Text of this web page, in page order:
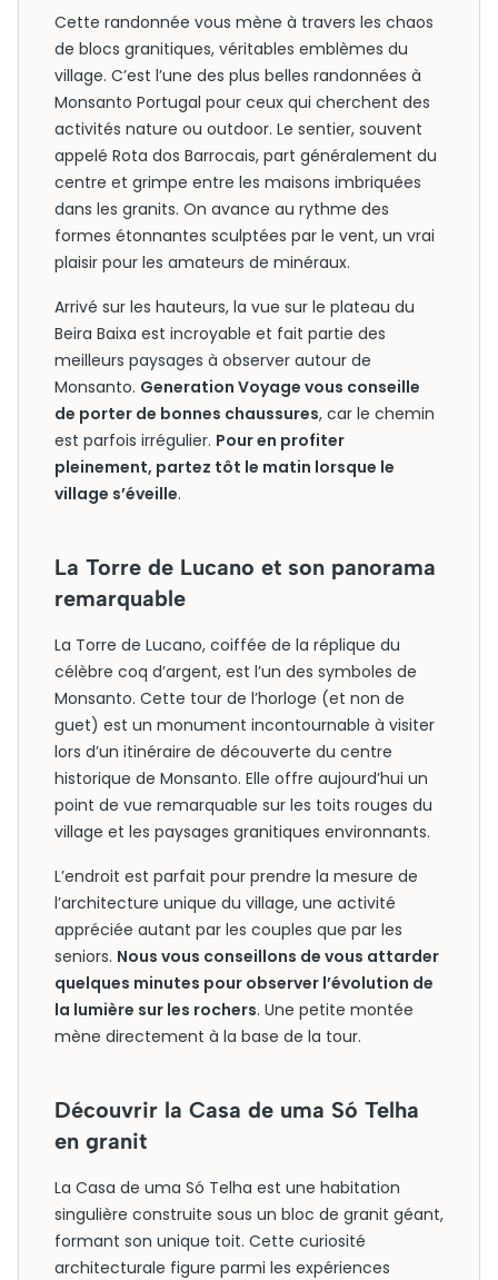
Cette randonnée vous mène à travers les chaos
de blocs granitiques, véritables emblèmes du
village. C’est l’une des plus belles randonnées à
Monsanto Portugal pour ceux qui cherchent des
activités nature ou outdoor. Le sentier, souvent
appelé Rota dos Barrocais, part généralement du
centre et grimpe entre les maisons imbriquées
dans les granits. On avance au rythme des
formes étonnantes sculptées par le vent, un vrai
plaisir pour les amateurs de minéraux.
Arrivé sur les hauteurs, la vue sur le plateau du
Beira Baixa est incroyable et fait partie des
meilleurs paysages à observer autour de
Monsanto. Generation Voyage vous conseille
de porter de bonnes chaussures, car le chemin
est parfois irrégulier. Pour en profiter
pleinement, partez tôt le matin lorsque le
village s’éveille.
La Torre de Lucano et son panorama
remarquable
La Torre de Lucano, coiffée de la réplique du
célèbre coq d’argent, est l’un des symboles de
Monsanto. Cette tour de l’horloge (et non de
guet) est un monument incontournable à visiter
lors d’un itinéraire de découverte du centre
historique de Monsanto. Elle offre aujourd’hui un
point de vue remarquable sur les toits rouges du
village et les paysages granitiques environnants.
L’endroit est parfait pour prendre la mesure de
l’architecture unique du village, une activité
appréciée autant par les couples que par les
seniors. Nous vous conseillons de vous attarder
quelques minutes pour observer l’évolution de
la lumière sur les rochers. Une petite montée
mène directement à la base de la tour.
Découvrir la Casa de uma Só Telha
en granit
La Casa de uma Só Telha est une habitation
singulière construite sous un bloc de granit géant,
formant son unique toit. Cette curiosité
architecturale figure parmi les expériences